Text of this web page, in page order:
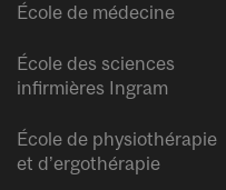
École de médecine
École des sciences
infirmières Ingram
École de physiothérapie
et d’ergothérapie